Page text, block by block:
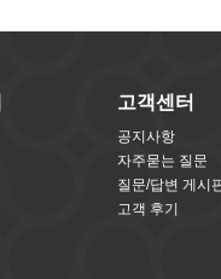
고객센터
공지사항
자주묻는 질문
질문/답변 게시
고객 후기